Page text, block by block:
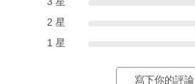
2 星
1 星
寫下你的評論